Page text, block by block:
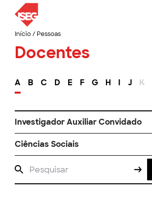
Início/ Pessoas
Docentes
A B C D E F G H I J K
Investigador Auxiliar Convidado
Ciências Sociais